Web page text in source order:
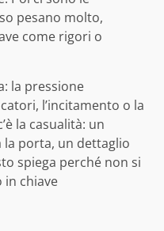
pesano molto,
come rigori o
la pressione
l’incitamento o la
la casualità: un
la porta, un dettaglio
spiega perché non si
chiave